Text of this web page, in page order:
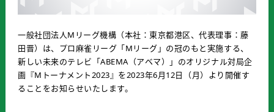
一般社団法人Mリーグ機構（本社：東京都港区、代表理事：藤
田晋）は、プロ麻雀リーグ「Mリーグ」の冠のもと実施する、
新しい未来のテレビ「ABEMA（アベマ）」のオリジナル対局企
画『Mトーナメント2023』を2023年6月12日（月）より開催す
ることをお知らせいたします。